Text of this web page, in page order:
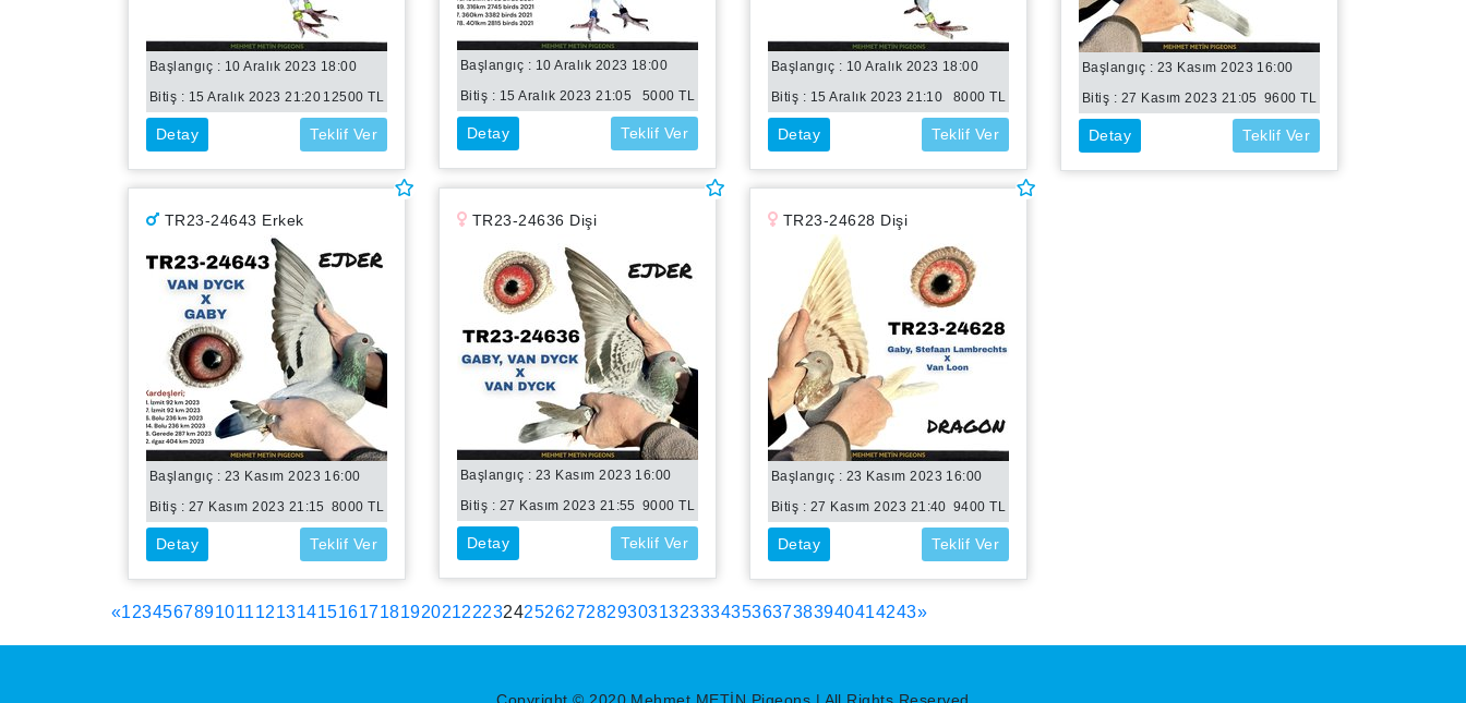
Başlangıç : 10 Aralık 2023 18:00
Bitiş : 15 Aralık 2023 21:20 12500TL
Detay Teklif Ver
Başlangıç : 10 Aralık 2023 18:00
Bitiş : 15 Aralık 2023 21:05 5000TL
Detay Teklif Ver
Başlangıç : 10 Aralık 2023 18:00
Bitiş : 15 Aralık 2023 21:10 8000TL
Detay Teklif Ver
Başlangıç : 23 Kasım 2023 16:00
Bitiş : 27 Kasım 2023 21:05 9600TL
Detay Teklif Ver
TR23-24643 Erkek
Başlangıç : 23 Kasım 2023 16:00
Bitiş : 27 Kasım 2023 21:15 8000TL
Detay Teklif Ver
TR23-24636 Dişi
Başlangıç : 23 Kasım 2023 16:00
Bitiş : 27 Kasım 2023 21:55 9000TL
Detay Teklif Ver
TR23-24628 Dişi
Başlangıç : 23 Kasım 2023 16:00
Bitiş : 27 Kasım 2023 21:40 9400TL
Detay Teklif Ver
«123456789101112131415161718192021222324(current)
25262728293031323334353637383940414243»